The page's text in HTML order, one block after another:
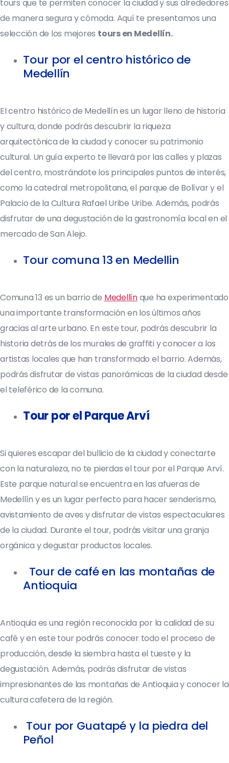
tours que te permiten conocer la ciudad y sus alrededores
de manera segura y cómoda. Aquí te presentamos una
selección de los mejores tours en Medellín.
Tour por el centro histórico de
Medellín
El centro histórico de Medellín es un lugar lleno de historia
y cultura, donde podrás descubrir la riqueza
arquitectónica de la ciudad y conocer su patrimonio
cultural. Un guía experto te llevará por las calles y plazas
del centro, mostrándote los principales puntos de interés,
como la catedral metropolitana, el parque de Bolívar y el
Palacio de la Cultura Rafael Uribe Uribe. Además, podrás
disfrutar de una degustación de la gastronomía local en el
mercado de San Alejo.
Tour comuna 13 en Medellin
Comuna 13 es un barrio de Medellínque ha experimentado
una importante transformación en los últimos años
gracias al arte urbano. En este tour, podrás descubrir la
historia detrás de los murales de graffiti y conocer a los
artistas locales que han transformado el barrio. Además,
podrás disfrutar de vistas panorámicas de la ciudad desde
el teleférico de la comuna.
Tour por el Parque Arví
Si quieres escapar del bullicio de la ciudad y conectarte
con la naturaleza, no te pierdas el tour por el Parque Arví.
Este parque natural se encuentra en las afueras de
Medellín y es un lugar perfecto para hacer senderismo,
avistamiento de aves y disfrutar de vistas espectaculares
de la ciudad. Durante el tour, podrás visitar una granja
orgánica y degustar productos locales.
Tour de café en las montañas de
Antioquia
Antioquia es una región reconocida por la calidad de su
café y en este tour podrás conocer todo el proceso de
producción, desde la siembra hasta el tueste y la
degustación. Además, podrás disfrutar de vistas
impresionantes de las montañas de Antioquia y conocer la
cultura cafetera de la región.
Tour por Guatapé y la piedra del
Peñol